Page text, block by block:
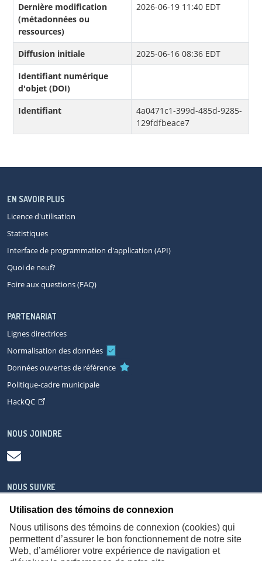
Dernière modification
(métadonnées ou
ressources)
2026-06-19 11:40 EDT
Diffusion initiale
2025-06-16 08:36 EDT
Identifiant numérique
d'objet (DOI)
Identifiant
4a0471c1-399d-485d-9285-
129fdfbeace7
Utilisation des témoins de connexion
Nous utilisons des témoins de connexion (cookies) qui
permettent d’assurer le bon fonctionnement de notre site
Web, d’améliorer votre expérience de navigation et
EN SAVOIR PLUS
Licence d'utilisation
Statistiques
Interface de programmation d'application (API)
Quoi de neuf?
Foire aux questions (FAQ)
PARTENARIAT
Lignes directrices
Normalisation des données
Données ouvertes de référence
Politique-cadre municipale
HackQC
NOUS JOINDRE
NOUS SUIVRE